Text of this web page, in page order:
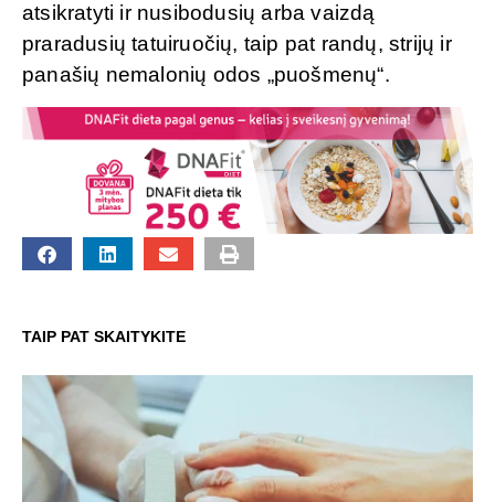
atsikratyti ir nusibodusių arba vaizdą
praradusių tatuiruočių, taip pat randų, strijų ir
panašių nemalonių odos „puošmenų“.
TAIP PAT SKAITYKITE